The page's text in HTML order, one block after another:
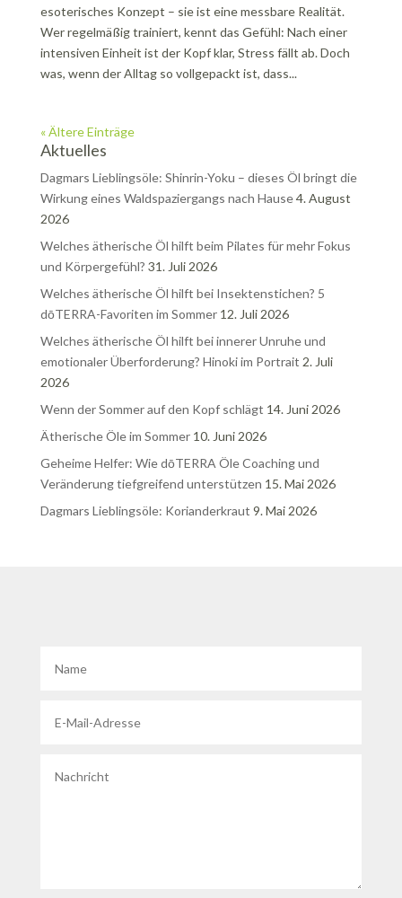
esoterisches Konzept – sie ist eine messbare Realität.
Wer regelmäßig trainiert, kennt das Gefühl: Nach einer
intensiven Einheit ist der Kopf klar, Stress fällt ab. Doch
was, wenn der Alltag so vollgepackt ist, dass...
« Ältere Einträge
Aktuelles
Dagmars Lieblingsöle: Shinrin-Yoku – dieses Öl bringt die
Wirkung eines Waldspaziergangs nach Hause4. August
2026
Welches ätherische Öl hilft beim Pilates für mehr Fokus
und Körpergefühl? 31. Juli 2026
Welches ätherische Öl hilft bei Insektenstichen? 5
dōTERRA-Favoriten im Sommer 12. Juli 2026
Welches ätherische Öl hilft bei innerer Unruhe und
emotionaler Überforderung? Hinoki im Portrait 2. Juli
2026
Wenn der Sommer auf den Kopf schlägt 14. Juni 2026
Ätherische Öle im Sommer 10. Juni 2026
Geheime Helfer: Wie dōTERRA Öle Coaching und
Veränderung tiefgreifend unterstützen 15. Mai 2026
Dagmars Lieblingsöle: Korianderkraut 9. Mai 2026